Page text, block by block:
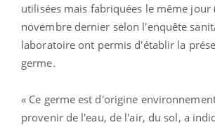
utilisées mais fabriquées le même jour
novembre dernier selon l'enquête
laboratoire ont permis d'établir la
germe.
« Ce germe est d'origine
provenir de l'eau, de l'air, du sol, a